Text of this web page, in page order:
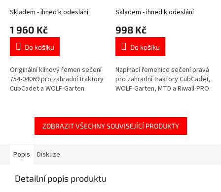
Skladem - ihned k odeslání
1 960 Kč
Do košíku
Originální klínový řemen sečení
754-04069 pro zahradní traktory
CubCadet a WOLF-Garten.
04050
Skladem - ihned k odeslání
998 Kč
Do košíku
Napínací řemenice sečení pravá
pro zahradní traktory CubCadet,
WOLF-Garten, MTD a Riwall-PRO.
ZOBRAZIT VŠECHNY SOUVISEJÍCÍ PRODUKTY
Popis Diskuze
Detailní popis produktu